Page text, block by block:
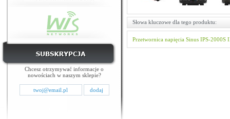
Chcesz otrzymywać informacje o
nowościach w naszym sklepie?
Słowa kluczowe dla tego produktu:
Przetwornica napięcia Sinus IPS-2000S